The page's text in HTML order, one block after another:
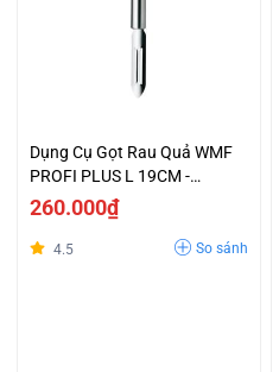
Dụng Cụ Gọt Rau Quả WMF
PROFI PLUS L 19CM -
1871396030
260.000₫
4.5 So sánh